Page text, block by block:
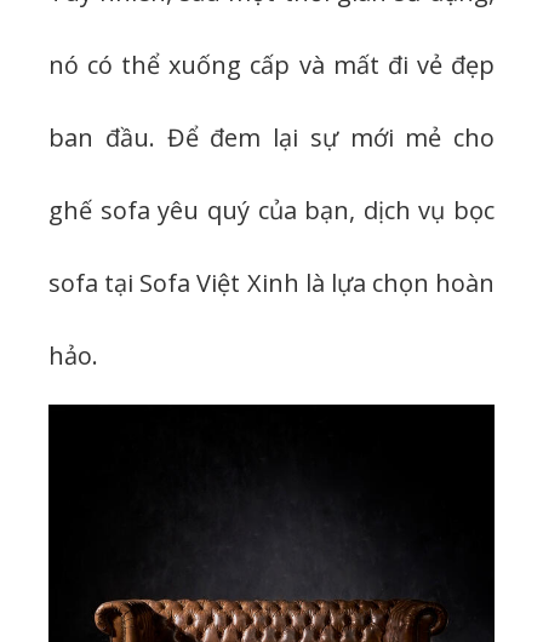
nó có thể xuống cấp và mất đi vẻ đẹp
ban đầu. Để đem lại sự mới mẻ cho
ghế sofa yêu quý của bạn, dịch vụ bọc
sofa tại Sofa Việt Xinh là lựa chọn hoàn
hảo.